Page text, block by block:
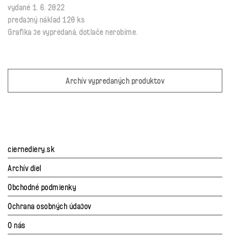
vydané 1. 6. 2022
predajný náklad 120 ks
Grafika je vypredaná, dotlače nerobíme.
Archív vypredaných produktov
ciernediery.sk
Archív diel
Obchodné podmienky
Ochrana osobných údajov
O nás